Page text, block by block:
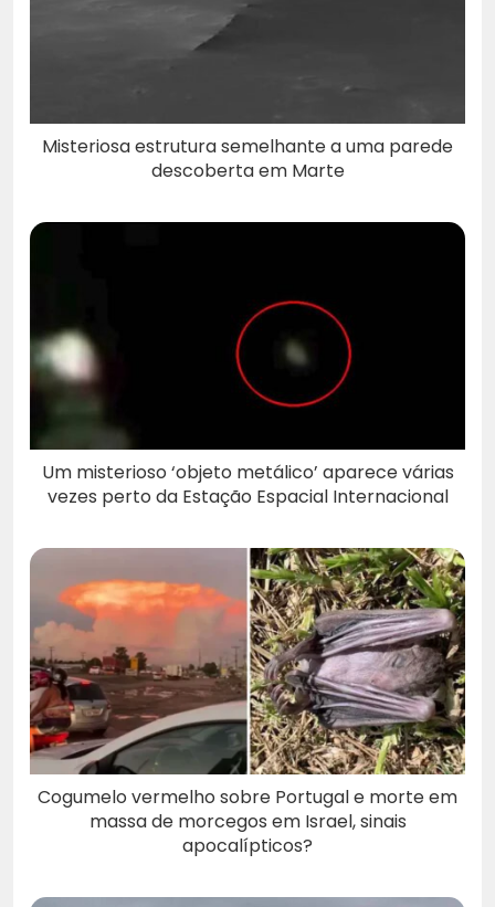
Misteriosa estrutura semelhante a uma parede
descoberta em Marte
Um misterioso ‘objeto metálico’ aparece várias
vezes perto da Estação Espacial Internacional
Cogumelo vermelho sobre Portugal e morte em
massa de morcegos em Israel, sinais
apocalípticos?